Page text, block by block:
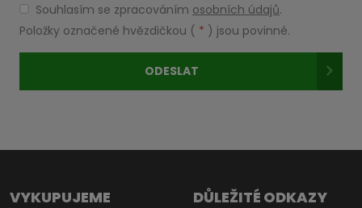
Souhlasím
se
zpracováním
osobních
Souhlasím se zpracováním osobních údajů.
Položky označené hvězdičkou ( * ) jsou povinné.
ODESLAT
nepodařilo
VYKUPUJEME DŮLEŽITÉ ODKAZY